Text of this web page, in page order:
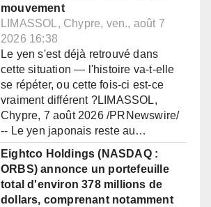
mouvement
LIMASSOL, Chypre, ven., août 7
2026 16:38
Le yen s'est déjà retrouvé dans
cette situation — l'histoire va-t-elle
se répéter, ou cette fois-ci est-ce
vraiment différent ?LIMASSOL,
Chypre, 7 août 2026 /PRNewswire/
-- Le yen japonais reste au…
Eightco Holdings (NASDAQ :
ORBS) annonce un portefeuille
total d'environ 378 millions de
dollars, comprenant notamment